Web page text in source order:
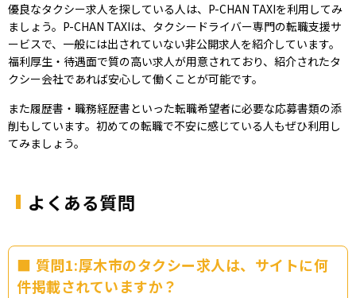
優良なタクシー求人を探している人は、P-CHAN TAXIを利用してみ
ましょう。P-CHAN TAXIは、タクシードライバー専門の転職支援サ
ービスで、一般には出されていない非公開求人を紹介しています。
福利厚生・待遇面で質の高い求人が用意されており、紹介されたタ
クシー会社であれば安心して働くことが可能です。
また履歴書・職務経歴書といった転職希望者に必要な応募書類の添
削もしています。初めての転職で不安に感じている人もぜひ利用し
てみましょう。
よくある質問
質問1:厚木市のタクシー求人は、サイトに何
件掲載されていますか？